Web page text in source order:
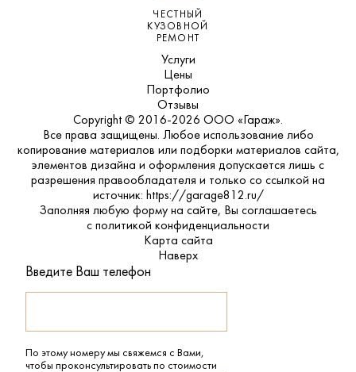
ЧЕСТНЫЙ
КУЗОВНОЙ
РЕМОНТ
Услуги
Цены
Портфолио
Отзывы
Copyright © 2016-2026 ООО «Гараж».
Все права защищены. Любое использование либо
копирование материалов или подборки материалов сайта,
элементов дизайна и оформления допускается лишь с
разрешения правообладателя и только со ссылкой на
источник: https://garage812.ru/
Заполняя любую форму на сайте, Вы соглашаетесь
с политикой конфиденциальности
Карта сайта
Наверх
Введите Ваш телефон
По этому номеру мы свяжемся с Вами,
чтобы проконсультировать по стоимости